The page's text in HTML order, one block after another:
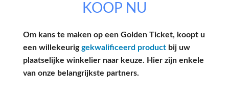
KOOP NU
Om kans te maken op een Golden Ticket, koopt u
een willekeuriggekwalificeerd productbij uw
plaatselijke winkelier naar keuze. Hier zijn enkele
van onze belangrijkste partners.